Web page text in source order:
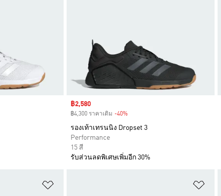
Sale price
฿2,580
฿4,300 ราคาเดิม -40%
รองเท้าเทรนนิง Dropset 3
Performance
15 สี
รับส่วนลดพิเศษเพิ่มอีก 30%